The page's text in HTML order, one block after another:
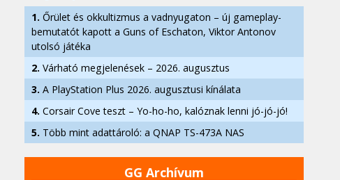
1. Őrület és okkultizmus a vadnyugaton – új gameplay-
bemutatót kapott a Guns of Eschaton, Viktor Antonov
utolsó játéka
2. Várható megjelenések – 2026. augusztus
3. A PlayStation Plus 2026. augusztusi kínálata
4. Corsair Cove teszt – Yo-ho-ho, kalóznak lenni jó-jó-jó!
5. Több mint adattároló: a QNAP TS-473A NAS
GG Archívum